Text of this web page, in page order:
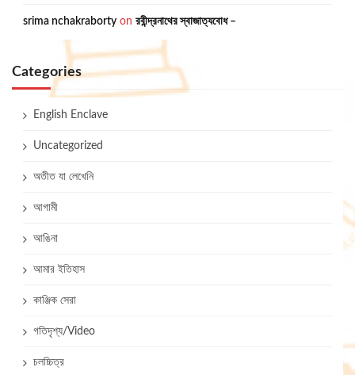
srima nchakraborty on রবীন্দ্রনাথের স্বাজাত্যবোধ –
Categories
English Enclave
Uncategorized
অতীত যা লেখেনি
আগামী
আঙিনা
আমার ইতিহাস
কাঞ্জিক সেরা
গতিদৃশ্য/Video
চলচ্চিত্র